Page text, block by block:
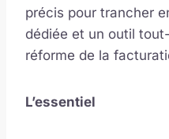
précis pour trancher
dédiée et un outil
réforme de la
L’essentiel